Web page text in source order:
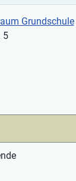
Grundschule
5